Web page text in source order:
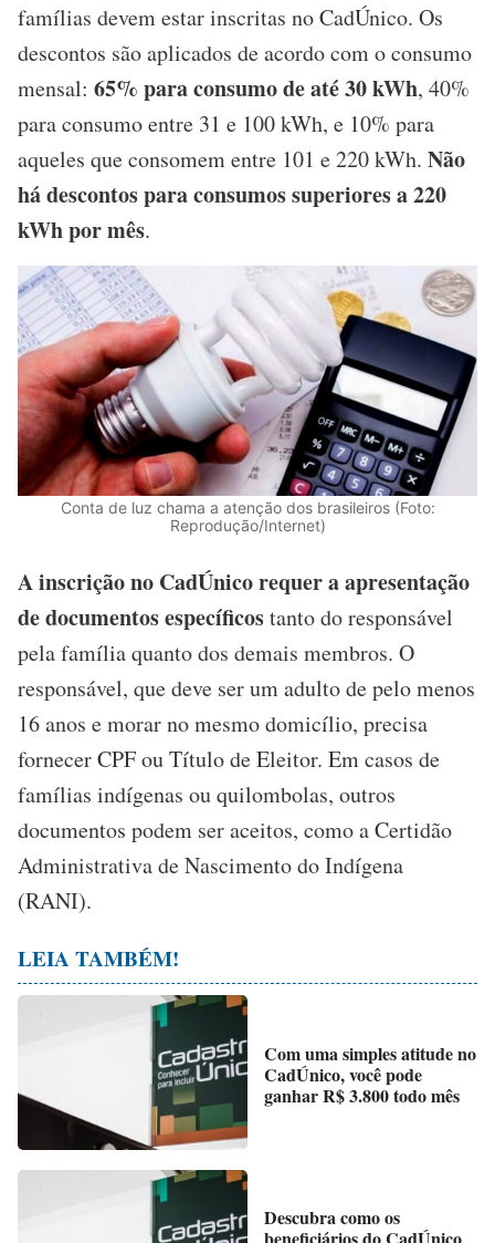
famílias devem estar inscritas no CadÚnico. Os
descontos são aplicados de acordo com o consumo
mensal: 65% para consumo de até 30 kWh, 40%
para consumo entre 31 e 100 kWh, e 10% para
aqueles que consomem entre 101 e 220 kWh. Não
há descontos para consumos superiores a 220
kWh por mês.
Conta de luz chama a atenção dos brasileiros (Foto:
Reprodução/Internet)
A inscrição no CadÚnico requer a apresentação
de documentos específicostanto do responsável
pela família quanto dos demais membros. O
responsável, que deve ser um adulto de pelo menos
16 anos e morar no mesmo domicílio, precisa
fornecer CPF ou Título de Eleitor. Em casos de
famílias indígenas ou quilombolas, outros
documentos podem ser aceitos, como a Certidão
Administrativa de Nascimento do Indígena
(RANI).
LEIA TAMBÉM!
Com uma simples atitude no
CadÚnico, você pode
ganhar R$ 3.800 todo mês
Descubra como os